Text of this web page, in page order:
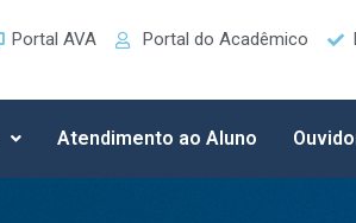
Portal AVA Portal do Acadêmico
Atendimento ao Aluno